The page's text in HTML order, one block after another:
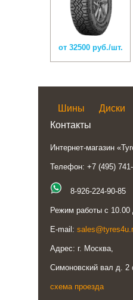
от 32500 руб./шт.
Шины Диски
Контакты
Интернет-магазин
Телефон: +7 (495)
8-926-224-90-85
Режим работы с
E-mail:
Адрес: г. Москва,
Симоновский вал д. 2
схема проезда